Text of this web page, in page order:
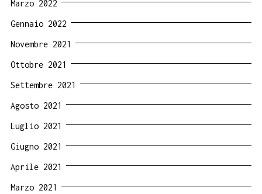
Marzo 2022
Gennaio 2022
Novembre 2021
Ottobre 2021
Settembre 2021
Agosto 2021
Luglio 2021
Giugno 2021
Aprile 2021
Marzo 2021